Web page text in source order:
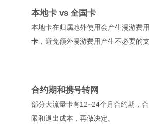
本地卡 vs 全国卡
本地卡在归属地外使用会产生漫游费
卡 ，避免额外漫游费用产生不必要的支
合约期和携号转网
部分大流量卡有12~24个月合约期，
限和退出成本，再做决定。